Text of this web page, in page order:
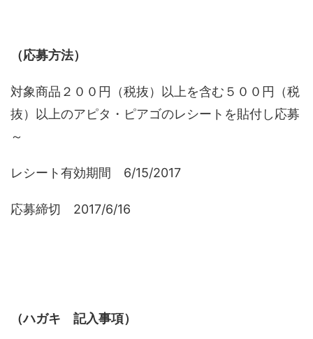
（応募方法）
対象商品２００円（税抜）以上を含む５００円（税
抜）以上のアピタ・ピアゴのレシートを貼付し応募
～
レシート有効期間 6/15/2017
応募締切 2017/6/16
（ハガキ 記入事項）